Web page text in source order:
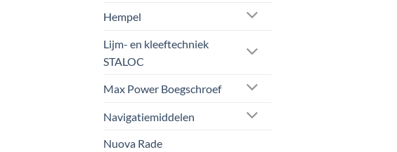
Hempel
Lijm- en kleeftechniek
STALOC
Max Power Boegschroef
Navigatiemiddelen
Nuova Rade